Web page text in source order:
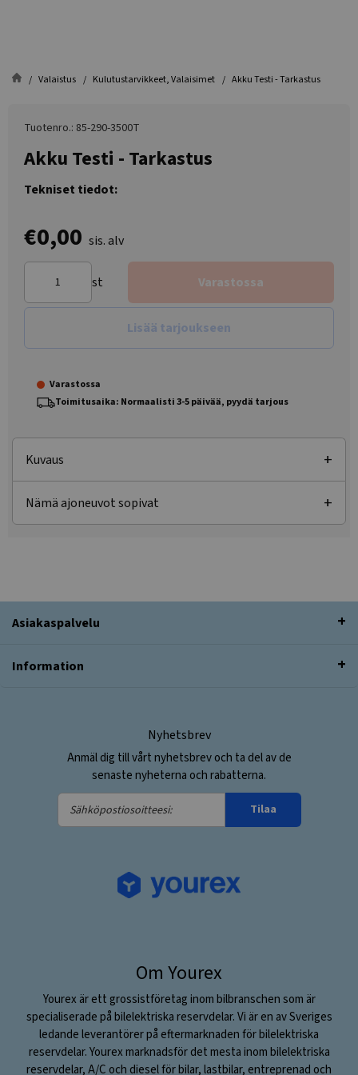
Valaistus Kulutustarvikkeet, Valaisimet Akku Testi - Tarkastus
Tuotenro.: 85-290-3500T
Akku Testi - Tarkastus
Tekniset tiedot:
€0,00 sis. alv
st Varastossa
Lisää tarjoukseen
Varastossa
Toimitusaika: Normaalisti 3-5 päivää, pyydä tarjous
Kuvaus
Nämä ajoneuvot sopivat
Asiakaspalvelu
Information
Nyhetsbrev
Anmäl dig till vårt nyhetsbrev och ta del av de
senaste nyheterna och rabatterna.
Sähköpostiosoitteesi:
Tilaa
Om Yourex
Yourex är ett grossistföretag inom bilbranschen som är
specialiserade på bilelektriska reservdelar. Vi är en av Sveriges
ledande leverantörer på eftermarknaden för bilelektriska
reservdelar. Yourex marknadsför det mesta inom bilelektriska
reservdelar, A/C och diesel för bilar, lastbilar, entreprenad och